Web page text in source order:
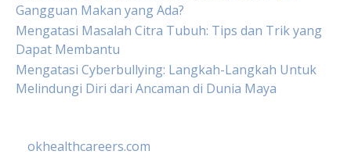
Gangguan Makan yang Ada?
Mengatasi Masalah Citra Tubuh: Tips dan Trik yang
Dapat Membantu
Mengatasi Cyberbullying: Langkah-Langkah Untuk
Melindungi Diri dari Ancaman di Dunia Maya
okhealthcareers.com